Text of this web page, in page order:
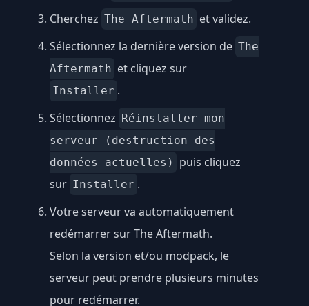
Cherchez The Aftermath et validez.
Sélectionnez la dernière version de The
Aftermath et cliquez sur
Installer .
Sélectionnez Réinstaller mon
serveur (destruction des
données actuelles)
puis cliquez
sur Installer .
Votre serveur va automatiquement
redémarrer sur The Aftermath.
Selon la version et/ou modpack, le
serveur peut prendre plusieurs minutes
pour redémarrer.